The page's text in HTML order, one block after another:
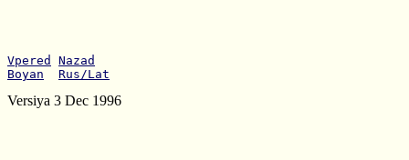
Vpered
Nazad
Boyan
Rus/Lat
Versiya 3 Dec 1996